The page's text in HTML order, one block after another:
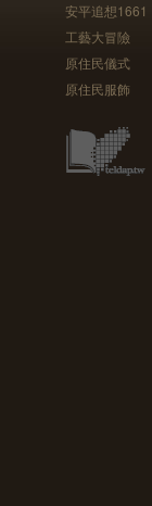
安平追想1661
工藝大冒險
原住民儀式
原住民服飾